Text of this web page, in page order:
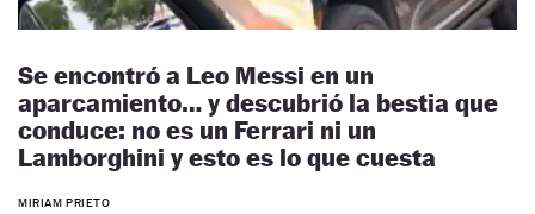
Se encontró a Leo Messi en un
aparcamiento… y descubrió la bestia que
conduce: no es un Ferrari ni un
Lamborghini y esto es lo que cuesta
MIRIAM PRIETO